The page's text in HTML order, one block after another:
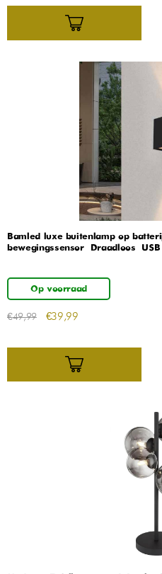
Bamled luxe buitenlamp op
bewegingssensor – Draadloos –
Op voorraad
€49,99 €39,99